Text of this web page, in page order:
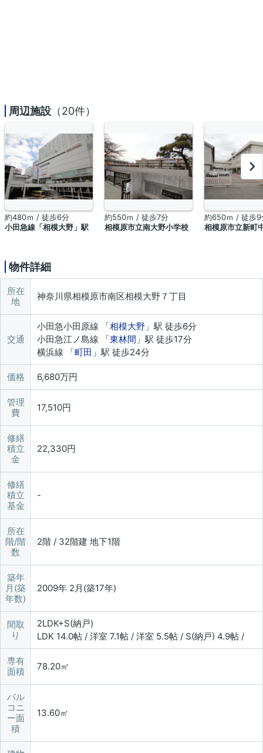
周辺施設 （20件）
約480ｍ / 徒歩6分
小田急線「相模大野」駅
約550ｍ / 徒歩7分
相模原市立南大野小学校
約650ｍ / 徒歩9
相模原市立新町
物件詳細
所在
地
神奈川県相模原市南区相模大野７丁目
交通
小田急小田原線 「相模大野 」駅 徒歩6分
小田急江ノ島線 「東林間 」駅 徒歩17分
横浜線 「町田 」駅 徒歩24分
価格 6,680万円
管理
費
17,510円
修繕
積立
金
22,330円
修繕
積立
基金
所在
階/階
数
2階 / 32階建 地下1階
築年
月(築
年数)
2009年 2月(築17年)
間取
り
2LDK+S(納戸)
LDK 14.0帖 / 洋室 7.1帖 / 洋室 5.5帖 / S(納戸) 4.9帖 /
専有
面積
78.20㎡
バル
コニ
ー面
積
13.60㎡